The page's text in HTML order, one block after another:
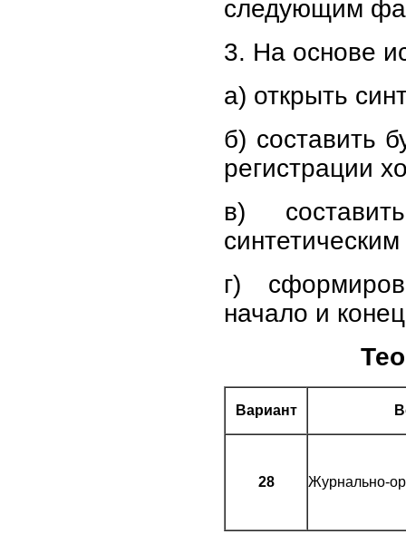
следующим
3. На основе
а) открыть
б) составить
регистрации
в)
г)
начало и
Вариант
28 Журнально-